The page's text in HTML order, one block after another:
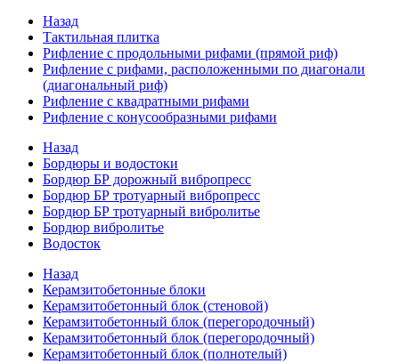
Назад
Тактильная плитка
Рифление с продольными рифами (прямой риф)
Рифление с рифами, расположенными по диагонали
(диагональный риф)
Рифление с квадратными рифами
Рифление с конусообразными рифами
Назад
Бордюры и водостоки
Бордюр БР дорожный вибропресс
Бордюр БР тротуарный вибропресс
Бордюр БР тротуарный вибролитье
Бордюр вибролитье
Водосток
Назад
Керамзитобетонные блоки
Керамзитобетонный блок (стеновой)
Керамзитобетонный блок (перегородочный)
Керамзитобетонный блок (перегородочный)
Керамзитобетонный блок (полнотелый)